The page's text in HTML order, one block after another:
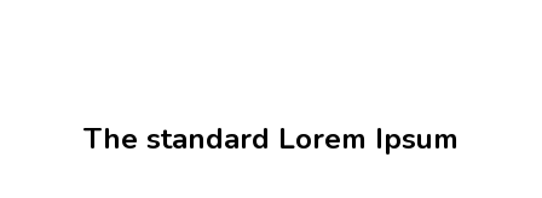
The standard Lorem Ipsum